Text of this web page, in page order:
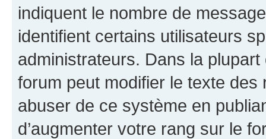
indiquent le nombre de
identifient certains utilisateurs
administrateurs. Dans la
forum peut modifier le texte
abuser de ce système en
d’augmenter votre rang sur le